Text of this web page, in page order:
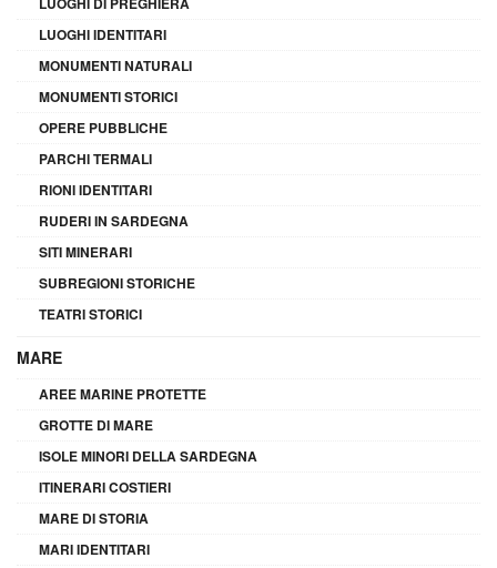
LUOGHI IDENTITARI
MONUMENTI NATURALI
MONUMENTI STORICI
OPERE PUBBLICHE
PARCHI TERMALI
RIONI IDENTITARI
RUDERI IN SARDEGNA
SITI MINERARI
SUBREGIONI STORICHE
TEATRI STORICI
MARE
AREE MARINE PROTETTE
GROTTE DI MARE
ISOLE MINORI DELLA SARDEGNA
ITINERARI COSTIERI
MARE DI STORIA
MARI IDENTITARI